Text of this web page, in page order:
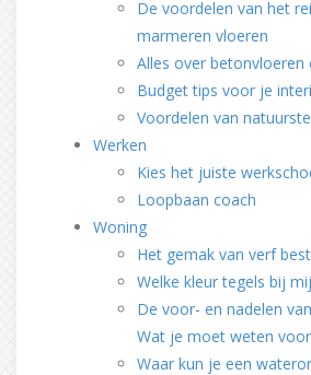
De voordelen van het
marmeren vloeren
Alles over betonvloeren
Budget tips voor je
Voordelen van
Werken
Kies het juiste
Loopbaan coach
Woning
Het gemak van verf
Welke kleur tegels bij
De voor- en nadelen
Wat je moet weten
Waar kun je een